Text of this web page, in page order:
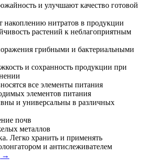
и улучшают качество готовой
накоплению нитратов в продукции
растений к неблагоприятным
грибными и бактериальными
и сохранность продукции при
все элементы питания
элементов питания
и универсальны в различных
почв
металлов
Легко хранить и применять
и антислеживателем
→